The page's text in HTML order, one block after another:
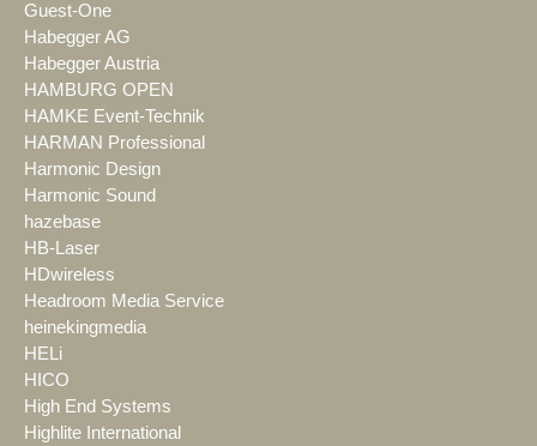
Guest-One
Habegger AG
Habegger Austria
HAMBURG OPEN
HAMKE Event-Technik
HARMAN Professional
Harmonic Design
Harmonic Sound
hazebase
HB-Laser
HDwireless
Headroom Media Service
heinekingmedia
HELi
HICO
High End Systems
Highlite International